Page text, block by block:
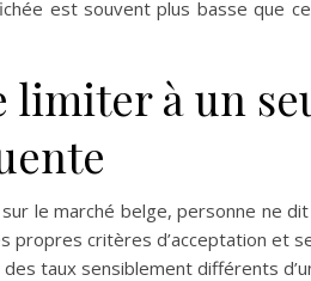
est souvent plus basse que
limiter à un
le marché belge, personne ne
propres critères d’acceptation et
taux sensiblement différents